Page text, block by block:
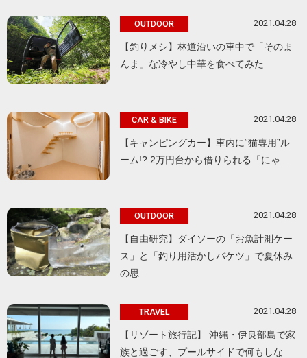
OUTDOOR 2021.04.28
【釣りメシ】林道沿いの車中で「そのま
んま」な冷やし中華を食べてみた
CAR & BIKE 2021.04.28
【キャンピングカー】車内に“猫専用”ル
ーム!? 2万円台から借りられる「にゃ…
OUTDOOR 2021.04.28
【自由研究】ダイソーの「お魚計測ケー
ス」と「釣り用活かしバケツ」で夏休み
の思…
TRAVEL 2021.04.28
【リゾート旅行記】 沖縄・伊良部島で家
族と過ごす、プールサイドで何もしな